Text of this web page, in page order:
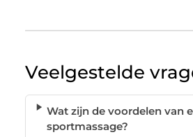
Veelgestelde
Wat zijn de voordelen van
sportmassage?